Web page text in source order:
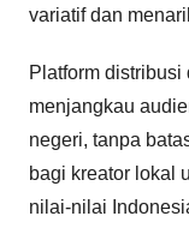
variatif dan
Platform distribusi
menjangkau
negeri, tanpa
bagi kreator lokal
nilai-nilai